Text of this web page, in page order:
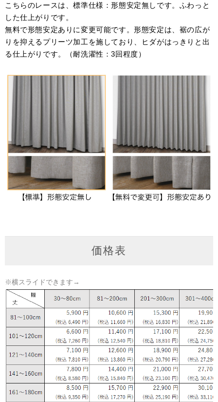
こちらのレースは、標準仕様：形態安定無しです。ふわっと
した仕上がりです。
無料で形態安定ありに変更可能です。形態安定は、裾の広が
りを抑えるプリーツ加工を施しており、ヒダがはっきりと出
る仕上がりです。（耐洗濯性：3回程度）
価格表
※横スライドできます→